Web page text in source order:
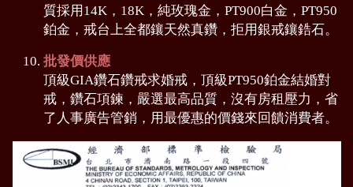
質採用14K，18K，純玫瑰金，PT900白金，PT950
鉑金，戒台上全都鑲天然真鑽，拒用銀戒鑲鋯石。
批發價供應
頂級GIA鑽石鑽戒求婚戒，頂級PT950鉑金結婚對
戒，鑽石項鍊，嚴選最高品質，沒有房租壓力，省
了人事廣告管銷，用最優惠的價錢來回饋消費者。